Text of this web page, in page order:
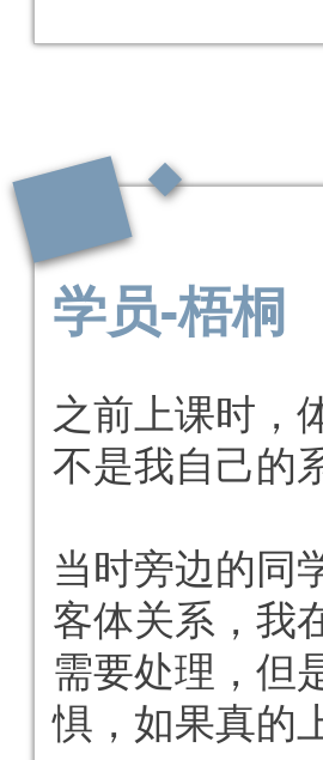
学员-梧桐
之前上课时，
不是我自己的
当时旁边的同
客体关系，我
需要处理，但
惧，如果真的